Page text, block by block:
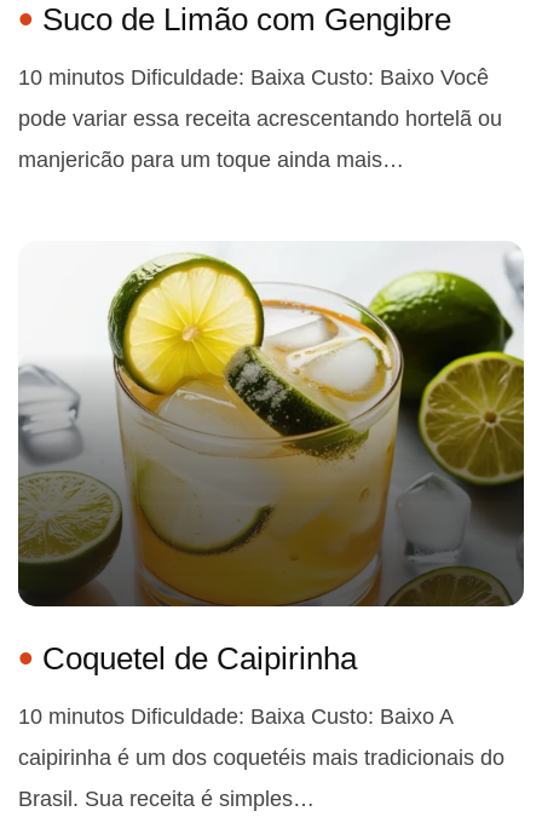
Suco de Limão com Gengibre
10 minutos Dificuldade: Baixa Custo: Baixo Você
pode variar essa receita acrescentando hortelã ou
manjericão para um toque ainda mais…
Coquetel de Caipirinha
10 minutos Dificuldade: Baixa Custo: Baixo A
caipirinha é um dos coquetéis mais tradicionais do
Brasil. Sua receita é simples…